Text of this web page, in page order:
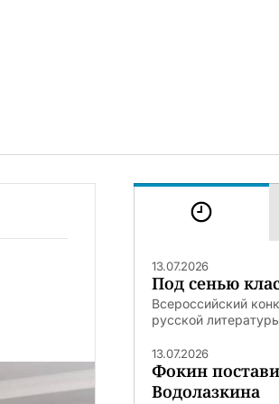
13.07.2026
Под сенью
Всероссийский
русской
13.07.2026
Фокин
Водолазкина